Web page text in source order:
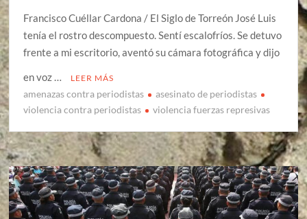
Francisco Cuéllar Cardona / El Siglo de Torreón José Luis
tenía el rostro descompuesto. Sentí escalofríos. Se detuvo
frente a mi escritorio, aventó su cámara fotográfica y dijo
en voz …
LEER MÁS
amenazas contra periodistas
asesinato de periodistas
violencia contra periodistas
violencia fuerzas represivas